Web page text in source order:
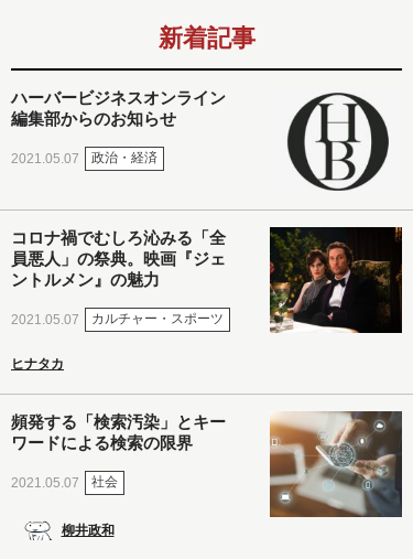
新着記事
ハーバービジネスオンライン
編集部からのお知らせ
2021.05.07 政治・経済
コロナ禍でむしろ沁みる「全
員悪人」の祭典。映画『ジェ
ントルメン』の魅力
2021.05.07 カルチャー・スポーツ
ヒナタカ
頻発する「検索汚染」とキー
ワードによる検索の限界
2021.05.07 社会
柳井政和